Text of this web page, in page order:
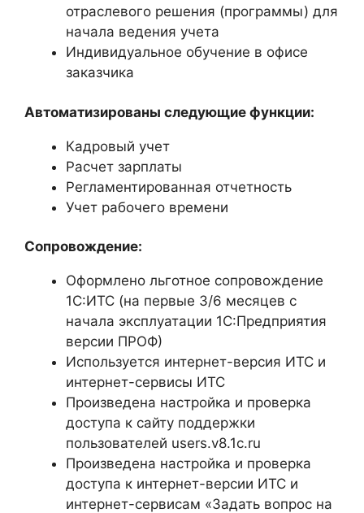
отраслевого решения (программы) для
начала ведения учета
Индивидуальное обучение в офисе
заказчика
Автоматизированы следующие функции:
Кадровый учет
Расчет зарплаты
Регламентированная отчетность
Учет рабочего времени
Сопровождение:
Оформлено льготное сопровождение
1С:ИТС (на первые 3/6 месяцев с
начала эксплуатации 1С:Предприятия
версии ПРОФ)
Используется интернет-версия ИТС и
интернет-сервисы ИТС
Произведена настройка и проверка
доступа к сайту поддержки
пользователей users.v8.1c.ru
Произведена настройка и проверка
доступа к интернет-версии ИТС и
интернет-сервисам «Задать вопрос на